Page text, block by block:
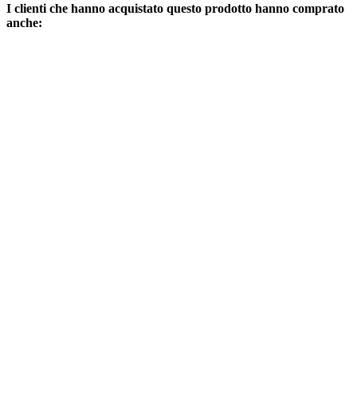
I clienti che hanno acquistato questo prodotto hanno comprato
anche: